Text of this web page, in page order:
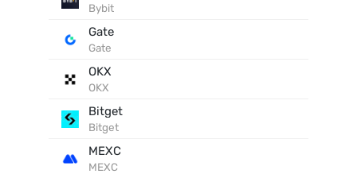
Bybit
Gate
Gate
OKX
OKX
Bitget
Bitget
MEXC
MEXC